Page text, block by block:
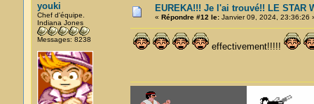
youki
Chef d'équipe.
Indiana Jones
Messages: 8238
EUREKA!!! Je l'ai trouvé!! LE STAR
« Répondre #12 le:Janvier 09, 2024, 23:36:26
effectivement!!!!!